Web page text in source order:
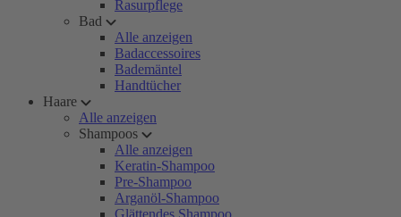
Rasurpflege
Bad
Alle anzeigen
Badaccessoires
Bademäntel
Handtücher
Haare
Alle anzeigen
Shampoos
Alle anzeigen
Keratin-Shampoo
Pre-Shampoo
Arganöl-Shampoo
Glättendes Shampoo